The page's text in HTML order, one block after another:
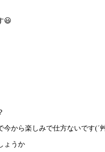
😃
から楽しみで仕方ないです(´
ょうか